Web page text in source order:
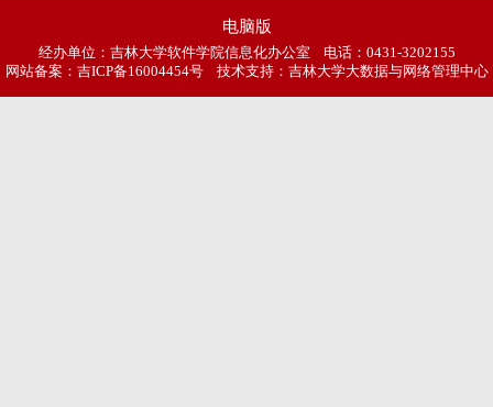
电脑版
经办单位：吉林大学软件学院信息化办公室 电话：0431-3202155
网站备案： 吉ICP备16004454号技术支持：吉林大学大数据与网络管理中心